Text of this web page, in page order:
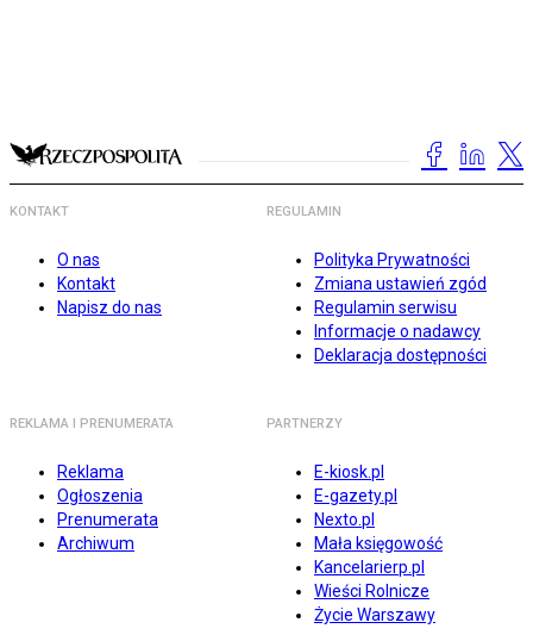
KONTAKT
O nas
Kontakt
Napisz do nas
REGULAMIN
Polityka Prywatności
Zmiana ustawień zgód
Regulamin serwisu
Informacje o nadawcy
Deklaracja dostępności
REKLAMA I PRENUMERATA
Reklama
Ogłoszenia
Prenumerata
Archiwum
PARTNERZY
E-kiosk.pl
E-gazety.pl
Nexto.pl
Mała księgowość
Kancelarierp.pl
Wieści Rolnicze
Życie Warszawy